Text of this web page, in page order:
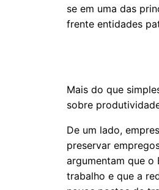
se em uma das
frente entidades
Mais do que
sobre
De um lado,
preservar
argumentam que o
trabalho e que a